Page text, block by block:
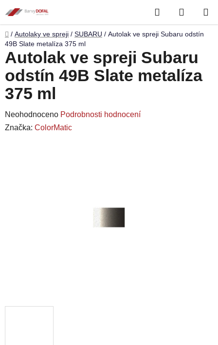
na
obsah
Hledat
KOŠÍK
Domů
/ Autolaky ve spreji / SUBARU / Autolak ve spreji Subaru odstín
49B Slate metalíza 375 ml
Autolak ve spreji Subaru
odstín 49B Slate metalíza
375 ml
Průměrné
hodnocení
Neohodnoceno Podrobnosti hodnocení
Značka: ColorMatic